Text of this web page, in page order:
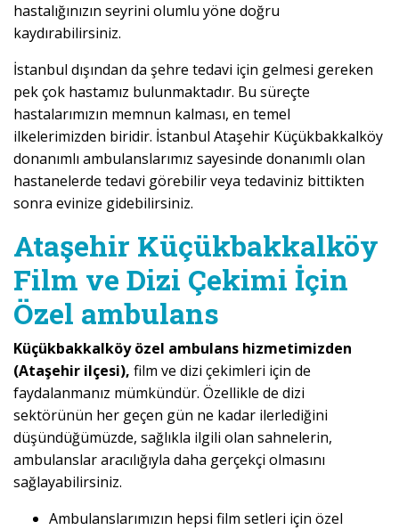
hastalığınızın seyrini olumlu yöne doğru
kaydırabilirsiniz.
İstanbul dışından da şehre tedavi için gelmesi gereken
pek çok hastamız bulunmaktadır. Bu süreçte
hastalarımızın memnun kalması, en temel
ilkelerimizden biridir. İstanbul Ataşehir Küçükbakkalköy
donanımlı ambulanslarımız sayesinde donanımlı olan
hastanelerde tedavi görebilir veya tedaviniz bittikten
sonra evinize gidebilirsiniz.
Ataşehir Küçükbakkalköy
Film ve Dizi Çekimi İçin
Özel ambulans
Küçükbakkalköy özel ambulans hizmetimizden
(Ataşehir ilçesi), film ve dizi çekimleri için de
faydalanmanız mümkündür. Özellikle de dizi
sektörünün her geçen gün ne kadar ilerlediğini
düşündüğümüzde, sağlıkla ilgili olan sahnelerin,
ambulanslar aracılığıyla daha gerçekçi olmasını
sağlayabilirsiniz.
Ambulanslarımızın hepsi film setleri için özel